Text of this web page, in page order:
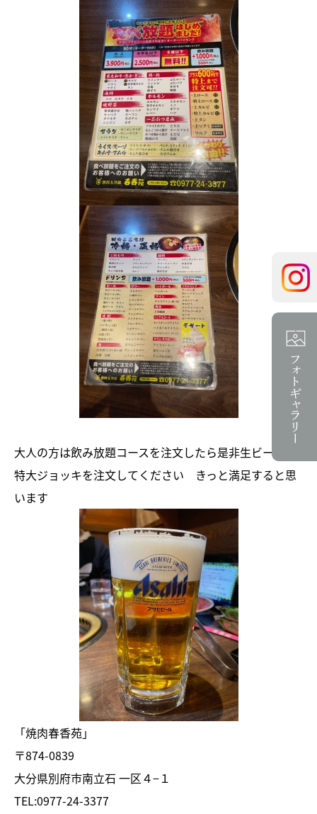
大人の方は飲み放題コースを注文したら是非生ビールの
特大ジョッキを注文してください きっと満足すると思
います
「焼肉春香苑」
〒874-0839
大分県別府市南立石 一区４−１
TEL:0977-24-3377